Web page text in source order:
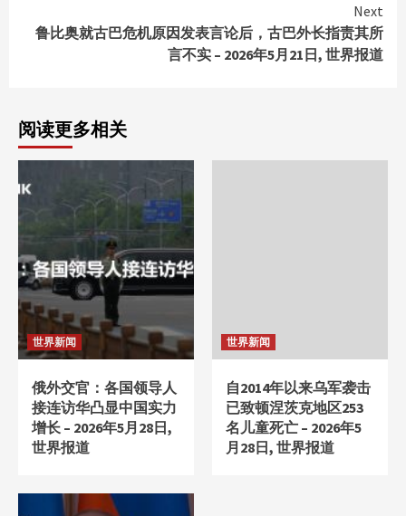
Next
鲁比奥就古巴危机原因发表言论后，古巴外长指责其所
言不实 – 2026年5月21日, 世界报道
阅读更多相关
世界新闻
俄外交官：各国领导人
接连访华凸显中国实力
增长 – 2026年5月28日,
世界报道
世界新闻
自2014年以来乌军袭击
已致顿涅茨克地区253
名儿童死亡 – 2026年5
月28日, 世界报道